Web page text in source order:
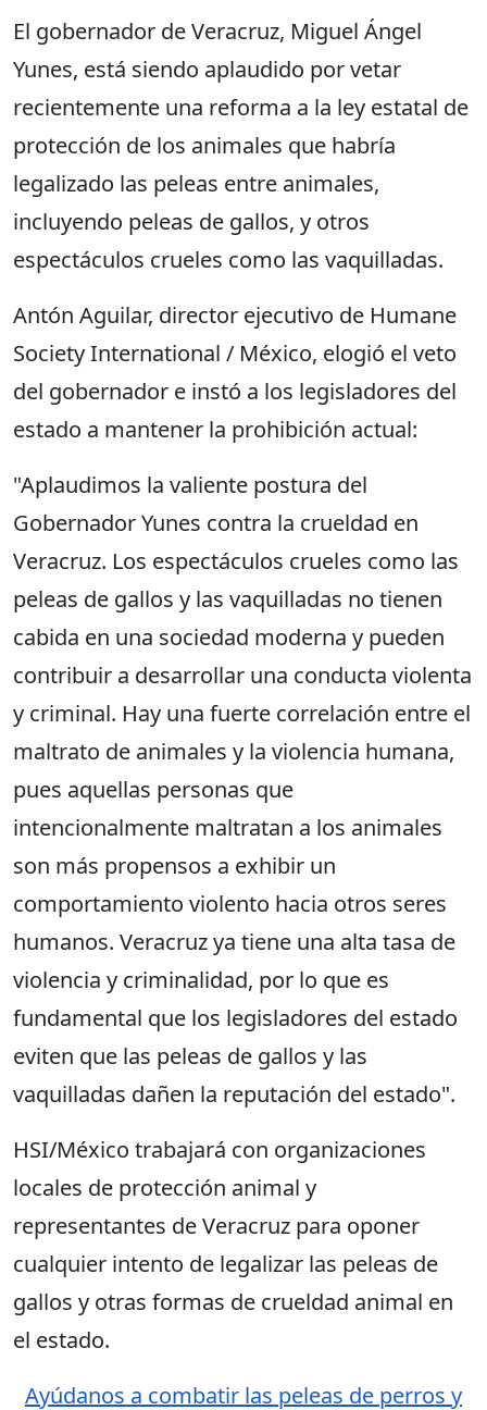
El gobernador de Veracruz, Miguel Ángel
Yunes, está siendo aplaudido por vetar
recientemente una reforma a la ley estatal de
protección de los animales que habría
legalizado las peleas entre animales,
incluyendo peleas de gallos, y otros
espectáculos crueles como las vaquilladas.
Antón Aguilar, director ejecutivo de Humane
Society International / México, elogió el veto
del gobernador e instó a los legisladores del
estado a mantener la prohibición actual:
"Aplaudimos la valiente postura del
Gobernador Yunes contra la crueldad en
Veracruz. Los espectáculos crueles como las
peleas de gallos y las vaquilladas no tienen
cabida en una sociedad moderna y pueden
contribuir a desarrollar una conducta violenta
y criminal. Hay una fuerte correlación entre el
maltrato de animales y la violencia humana,
pues aquellas personas que
intencionalmente maltratan a los animales
son más propensos a exhibir un
comportamiento violento hacia otros seres
humanos. Veracruz ya tiene una alta tasa de
violencia y criminalidad, por lo que es
fundamental que los legisladores del estado
eviten que las peleas de gallos y las
vaquilladas dañen la reputación del estado".
HSI/México trabajará con organizaciones
locales de protección animal y
representantes de Veracruz para oponer
cualquier intento de legalizar las peleas de
gallos y otras formas de crueldad animal en
el estado.
Ayúdanos a combatir las peleas de perros y